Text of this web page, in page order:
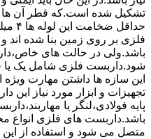
فلزی بر روی زمین بنا شده
باشد.ولی در حالت های
شود.داربست فلزی شامل یک یا
این سازه ها داشتن مهارت
تجهیزات و ابزار مورد نیاز
پایه فولادی،لنگر یا
باشد.داربست های فلزی انواع
متصل می شود و استفاده از این